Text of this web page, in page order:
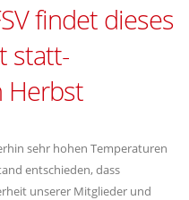
findet dieses
statt-
Herbst
sehr hohen Temperaturen
entschieden, dass
unserer Mitglieder und